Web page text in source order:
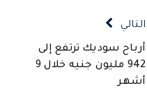
التالي
أرباح سوديك ترتفع إلى
942 مليون جنيه خلال 9
أشهر